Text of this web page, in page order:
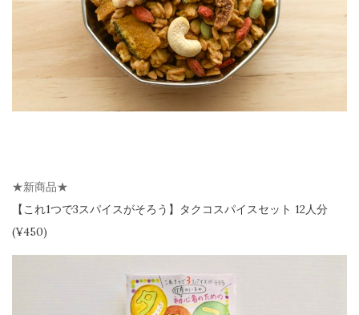
★新商品★
【これ1つで3スパイスがそろう】
タクコスパイスセット 12人分
(¥450)